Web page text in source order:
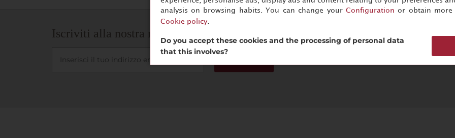
passi, zona tranquilla e
Iscriviti alla nostra newsletter
analysis on browsing habits. You can change your Configuration or obtain
Cookie policy.
Do you accept these cookies and the processing of personal data
that this involves?